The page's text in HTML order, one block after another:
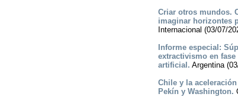
Criar otros mundos.
imaginar horizontes
Internacional (03/07/
Informe especial:
extractivismo en
artificial. Argentina
Chile y la
Pekín y Washington.